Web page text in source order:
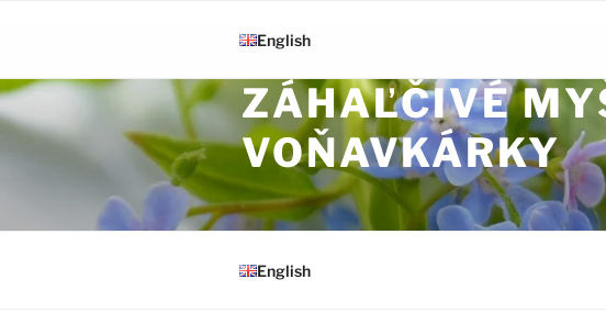
ZÁHAĽČIVÉ
VOŇAVKÁRKY
English
English